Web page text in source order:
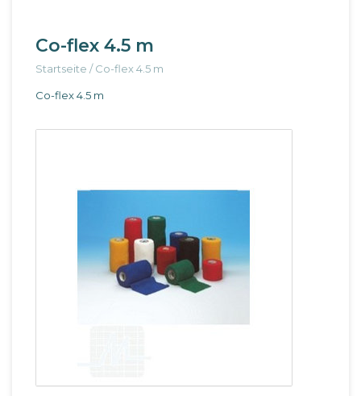
Co-flex 4.5 m
Startseite /Co-flex 4.5 m
Co-flex 4.5 m